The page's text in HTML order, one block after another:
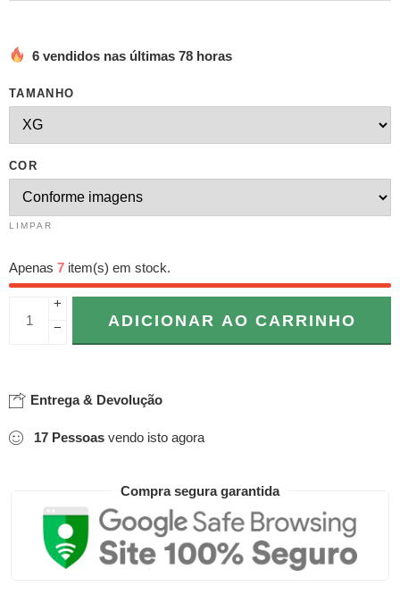
6 vendidos nas últimas 78 horas
TAMANHO
COR
LIMPAR
Apenas 7 item(s) em stock.
+
−
ADICIONAR AO CARRINHO
Entrega & Devolução
17 Pessoas vendo isto agora
Compra segura garantida